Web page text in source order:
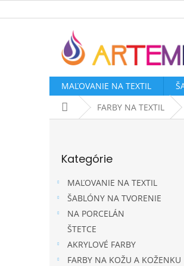
na
MAĽOVANIE NA TEXTIL
DomovFARBY NA TEXTIL
kategórie
Kategórie
MAĽOVANIE NA TEXTIL
ŠABLÓNY NA TVORENIE
NA PORCELÁN
ŠTETCE
AKRYLOVÉ FARBY
FARBY NA KOŽU A KOŽENKU